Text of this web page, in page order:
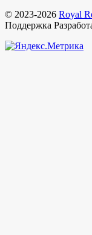
© 2023-2026 Royal
Поддержка